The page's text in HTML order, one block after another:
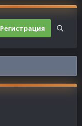
Регистрация